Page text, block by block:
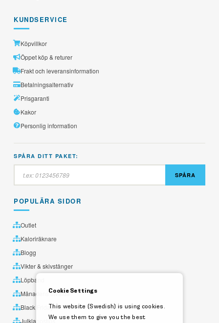
KUNDSERVICE
Köpvillkor
Öppet köp & returer
Frakt och leveransinformation
Betalningsalternativ
Prisgaranti
Kakor
Personlig information
SPÅRA DITT PAKET:
SPÅRA
POPULÄRA SIDOR
Outlet
Kaloriräknare
Blogg
Vikter & skivstänger
Löpband
Månadens utvalda
Black Friday
Julklappstips
Cookie Settings
This website (Swedish) is using cookies.
We use them to give you the best